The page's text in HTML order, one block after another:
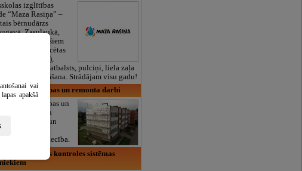
izglītības
“Maza Rasiņa” –
bērnudārzs
Zasulaukā,
no 10 mēnešiem
gadiem. Licencētas
(LV/RU),
speciālais atbalsts, pulciņi, liela zaļa
un 3x ēdināšana. Strādājam visu gadu!
plus, celtniecības un remonta darbi
. Celtniecības un
darbi, fasāžu
Iekšējie un
darbi.
tirdzniecība.
, teritorijas kontroles sistēmas
vai
apakšā